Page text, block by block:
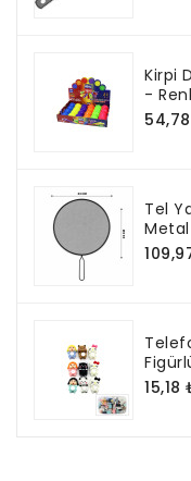
Kirpi
-
Tel
Metal
15,18